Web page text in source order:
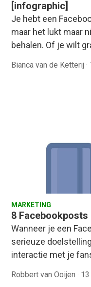
[infographic]
Je hebt een
maar het lukt maar
behalen. Of je wilt
Bianca van de Ketterij ·
MARKETING
8
Wanneer je een
serieuze
interactie met je
Robbert van Ooijen ·